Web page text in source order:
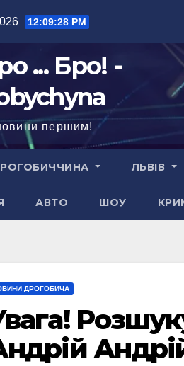
12:09:30 PM
... Бро! -
першим!
ЛЬВІВ
АВТО ШОУ
ДРОГОБИЧА